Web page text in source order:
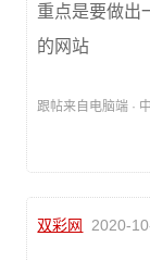
重点是要做出
的网站
跟帖来自电脑端 ·
双彩网 2020-